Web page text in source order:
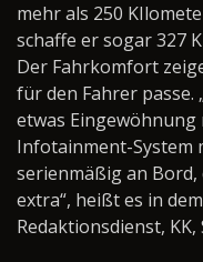
mehr als 250
schaffe er sogar 327
Der Fahrkomfort
für den Fahrer passe.
etwas Eingewöhnung
Infotainment-
serienmäßig an Bord,
extra“, heißt es in
Redaktionsdienst,